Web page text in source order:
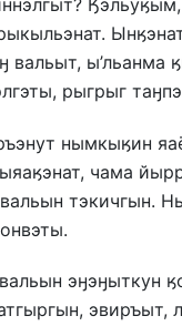
вальыт,
рыгрыг
нымкыӄин
чама
тэкичгын.
эӈэӈыткун